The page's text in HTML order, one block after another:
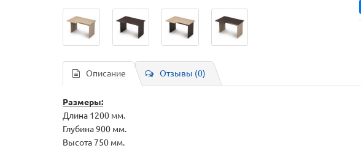
Описание Отзывы (0)
Размеры:
Длина 1200 мм.
Глубина 900 мм.
Высота 750 мм.